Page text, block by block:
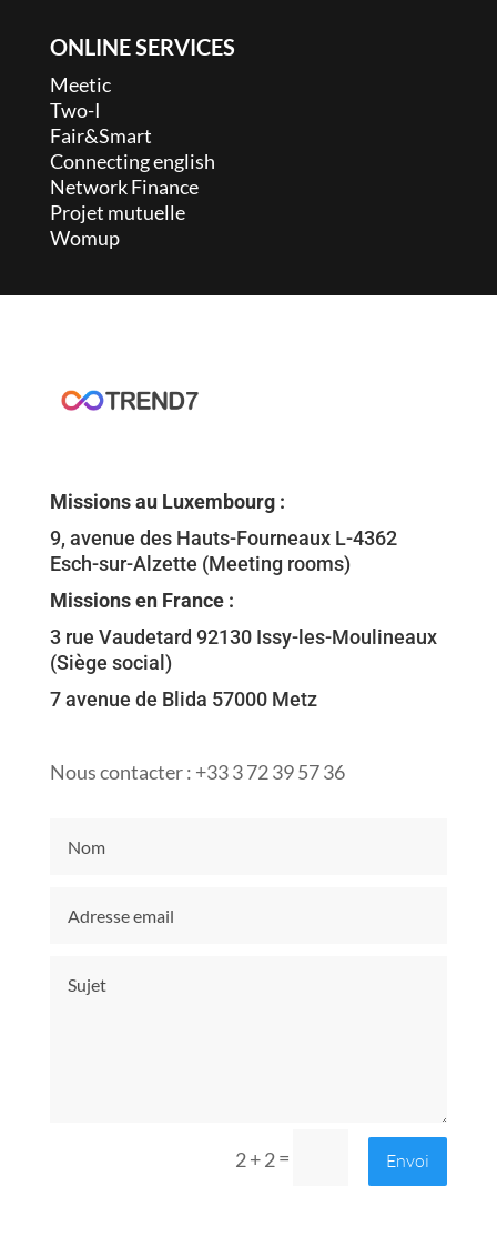
ONLINE SERVICES
Meetic
Two-I
Fair&Smart
Connecting english
Network Finance
Projet mutuelle
Womup
Missions au Luxembourg :
9, avenue des Hauts-Fourneaux L-4362
Esch-sur-Alzette (Meeting rooms)
Missions en France :
3 rue Vaudetard 92130 Issy-les-Moulineaux
(Siège social)
7 avenue de Blida 57000 Metz
Nous contacter : +33 3 72 39 57 36
2 + 2= Envoi